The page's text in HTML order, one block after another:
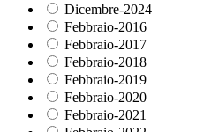
Dicembre-2024
Febbraio-2016
Febbraio-2017
Febbraio-2018
Febbraio-2019
Febbraio-2020
Febbraio-2021